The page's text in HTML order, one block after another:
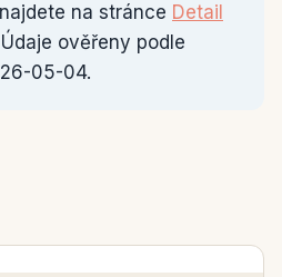
na stránce Detail
ověřeny podle
05-04.